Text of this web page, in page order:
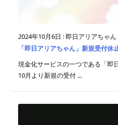
2024年10月6日 :即日アリアちゃん
「即日アリアちゃん」新規受付休
現金化サービスの一つである「即
10月より新規の受付 ...